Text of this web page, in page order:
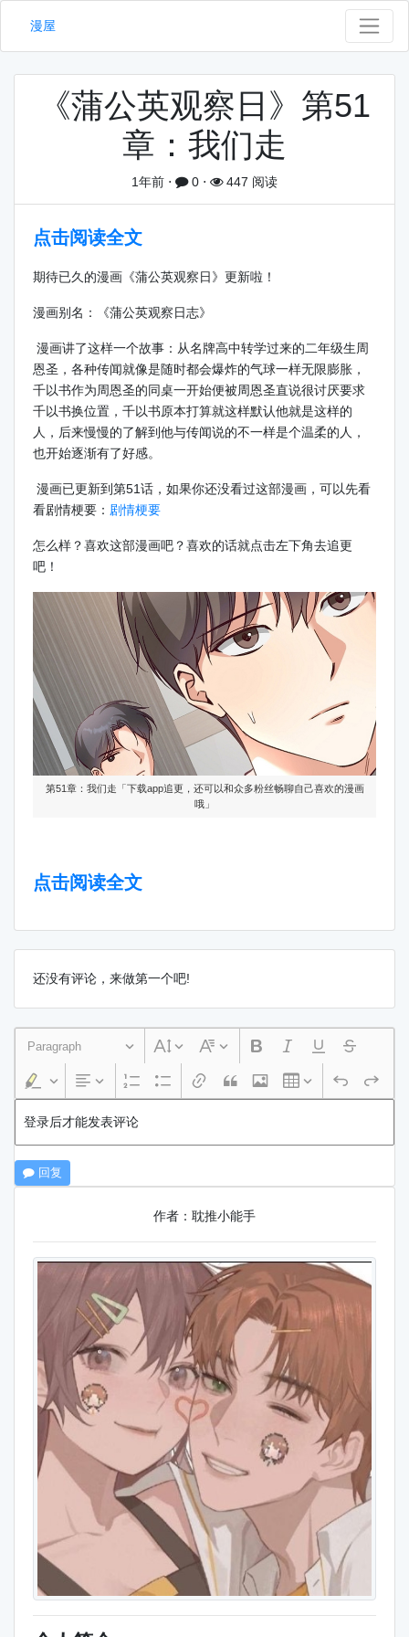
漫屋
《蒲公英观察日》第51
章：我们走
1年前 ⋅ 0 ⋅ 447 阅读
点击阅读全文
期待已久的漫画《蒲公英观察日》更新啦！
漫画别名：《蒲公英观察日志》
漫画讲了这样一个故事：从名牌高中转学过来的二年级生周
恩圣，各种传闻就像是随时都会爆炸的气球一样无限膨胀，
千以书作为周恩圣的同桌一开始便被周恩圣直说很讨厌要求
千以书换位置，千以书原本打算就这样默认他就是这样的
人，后来慢慢的了解到他与传闻说的不一样是个温柔的人，
也开始逐渐有了好感。
漫画已更新到第51话，如果你还没看过这部漫画，可以先看
看剧情梗要： 剧情梗要
怎么样？喜欢这部漫画吧？喜欢的话就点击左下角去追更
吧！
第51章：我们走「下载app追更，还可以和众多粉丝畅聊自己喜欢的漫画
哦」
点击阅读全文
还没有评论，来做第一个吧!
Paragraph
登录后才能发表评论
回复
作者：耽推小能手